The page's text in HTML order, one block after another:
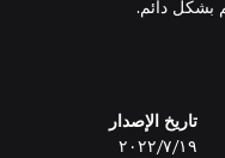
كجزء من الحزمة
تاريخ الإصدار
١٩‏/٧‏/٢٠٢٢